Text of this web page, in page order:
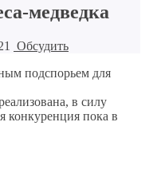
медведка
Обсудить
подспорьем для
в силу
конкуренция пока в